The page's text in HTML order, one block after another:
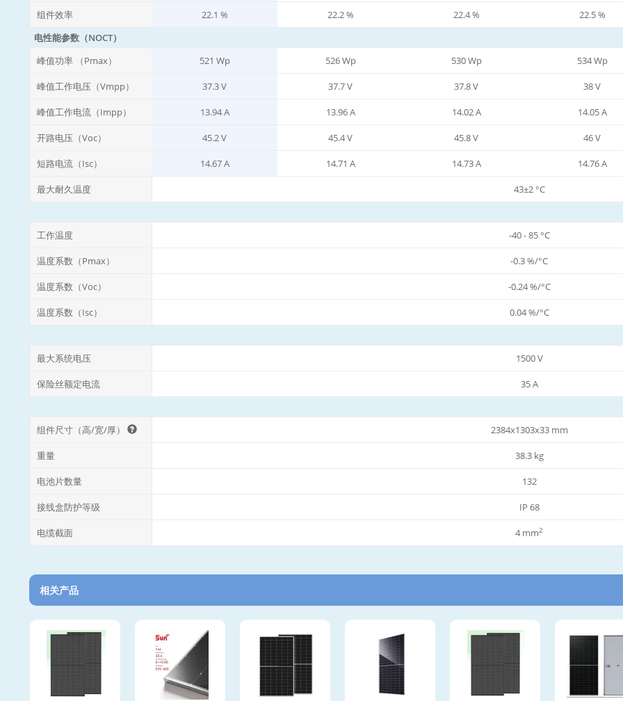
组件效率 22.1 % 22.2 % 22.4 % 22.5 %
电性能参数（NOCT）
峰值功率 （Pmax）
521 Wp 526 Wp 530 Wp 534 Wp
峰值工作电压（Vmpp） 37.3 V 37.7 V 37.8 V 38 V
峰值工作电流（Impp） 13.94 A 13.96 A 14.02 A 14.05 A
开路电压（Voc） 45.2 V 45.4 V 45.8 V 46 V
短路电流（Isc） 14.67 A 14.71 A 14.73 A 14.76 A
最大耐久温度 43±2 °C
工作温度 -40 - 85 °C
温度系数（Pmax） -0.3 %/°C
温度系数（Voc） -0.24 %/°C
温度系数（Isc） 0.04 %/°C
最大系统电压 1500 V
保险丝额定电流 35 A
组件尺寸（高/宽/厚） 2384x1303x33 mm
重量 38.3 kg
电池片数量 132
接线盒防护等级 IP 68
电缆截面 4 mm2
相关产品